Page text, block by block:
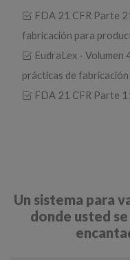
FDA 21 CFR Parte
fabricación para
EudraLex -
prácticas de fabricación
FDA 21 CFR Parte
Un sistema para
donde usted